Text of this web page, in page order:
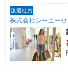
派遣社員
株式会社シーエー